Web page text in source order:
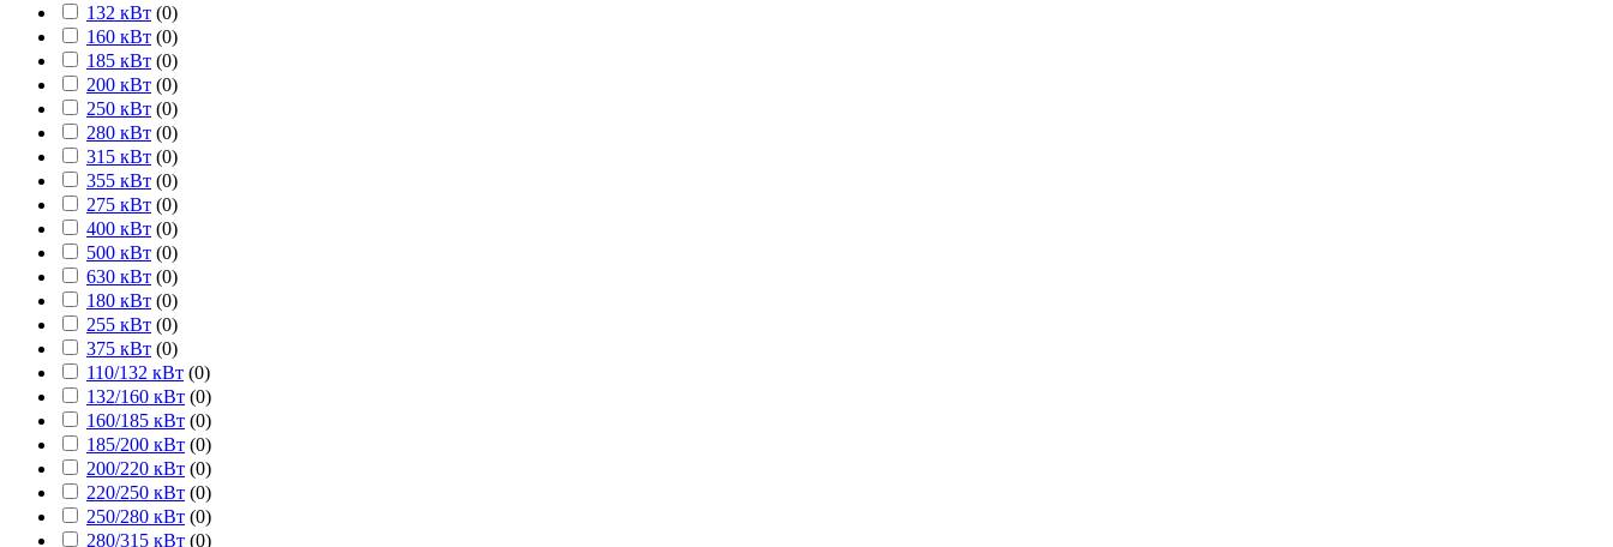
132 кВт (0)
160 кВт (0)
185 кВт (0)
200 кВт (0)
250 кВт (0)
280 кВт (0)
315 кВт (0)
355 кВт (0)
275 кВт (0)
400 кВт (0)
500 кВт (0)
630 кВт (0)
180 кВт (0)
255 кВт (0)
375 кВт (0)
110/132 кВт (0)
132/160 кВт (0)
160/185 кВт (0)
185/200 кВт (0)
200/220 кВт (0)
220/250 кВт (0)
250/280 кВт (0)
280/315 кВт (0)